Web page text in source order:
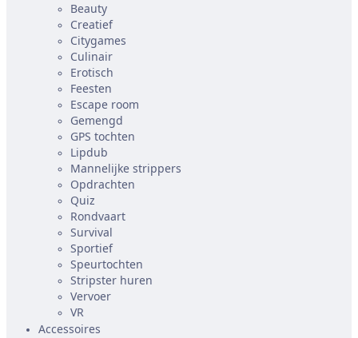
Beauty
Creatief
Citygames
Culinair
Erotisch
Feesten
Escape room
Gemengd
GPS tochten
Lipdub
Mannelijke strippers
Opdrachten
Quiz
Rondvaart
Survival
Sportief
Speurtochten
Stripster huren
Vervoer
VR
Accessoires